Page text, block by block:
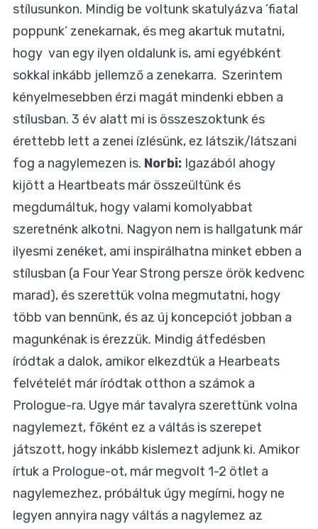
stílusunkon. Mindig be voltunk skatulyázva ’fiatal
poppunk’ zenekarnak, és meg akartuk mutatni,
hogy van egy ilyen oldalunk is, ami egyébként
sokkal inkább jellemző a zenekarra. Szerintem
kényelmesebben érzi magát mindenki ebben a
stílusban. 3 év alatt mi is összeszoktunk és
érettebb lett a zenei ízlésünk, ez látszik/látszani
fog a nagylemezen is. Norbi: Igazából ahogy
kijött a Heartbeats már összeültünk és
megdumáltuk, hogy valami komolyabbat
szeretnénk alkotni. Nagyon nem is hallgatunk már
ilyesmi zenéket, ami inspirálhatna minket ebben a
stílusban (a Four Year Strong persze örök kedvenc
marad), és szerettük volna megmutatni, hogy
több van bennünk, és az új koncepciót jobban a
magunkénak is érezzük. Mindig átfedésben
íródtak a dalok, amikor elkezdtük a Hearbeats
felvételét már íródtak otthon a számok a
Prologue-ra. Ugye már tavalyra szerettünk volna
nagylemezt, főként ez a váltás is szerepet
játszott, hogy inkább kislemezt adjunk ki. Amikor
írtuk a Prologue-ot, már megvolt 1-2 ötlet a
nagylemezhez, próbáltuk úgy megírni, hogy ne
legyen annyira nagy váltás a nagylemez az